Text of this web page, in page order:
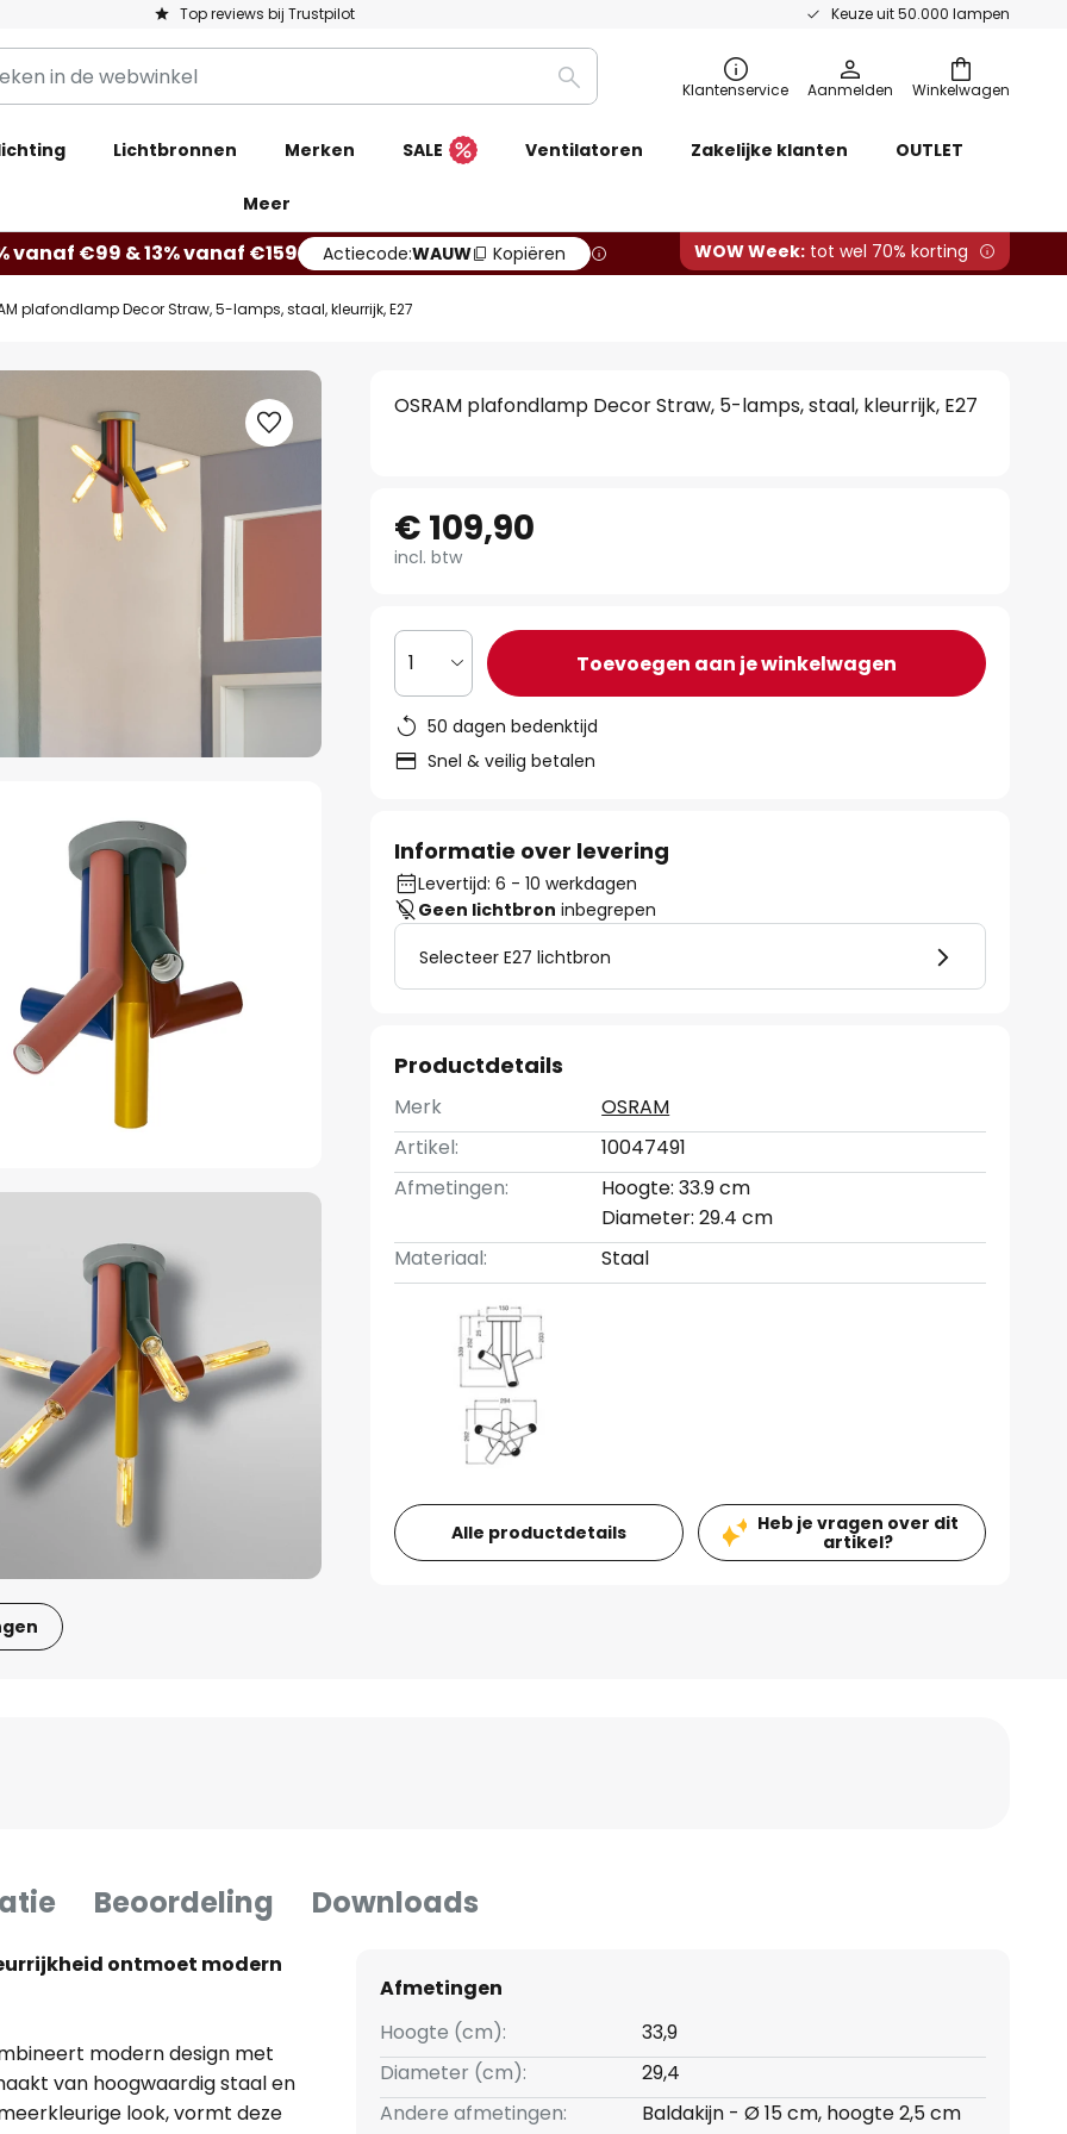
Top reviews bij Trustpilot Keuze uit 50.000 lampen
Winkelwagen
Zoeken Klantenservice Aanmelden
Lichtbronnen Merken SALE Ventilatoren Zakelijke klanten OUTLET
Meer
vanaf €99 & 13% vanaf €159 Actiecode:WAUW Kopiëren WOW Week: tot wel 70% korting
plafondlamp Decor Straw, 5-lamps, staal, kleurrijk, E27
OSRAM plafondlamp Decor Straw, 5-lamps, staal, kleurrijk, E27
€ 109,90
incl. btw
1 Toevoegen aan je winkelwagen
50 dagen bedenktijd
Snel & veilig betalen
Informatie over levering
Levertijd: 6 - 10 werkdagen
Geen lichtbron inbegrepen
Selecteer E27 lichtbron
Productdetails
Merk
OSRAM
Artikel:
10047491
Afmetingen:
Hoogte: 33.9 cm
Diameter: 29.4 cm
Materiaal:
Staal
Alle productdetails
Heb je vragen over dit
artikel?
Beoordeling Downloads
ontmoet modern
modern design met
van hoogwaardig staal en
look, vormt deze
Afmetingen
Hoogte (cm):
33,9
Diameter (cm):
29,4
Andere afmetingen:
Baldakijn - Ø 15 cm, hoogte 2,5 cm